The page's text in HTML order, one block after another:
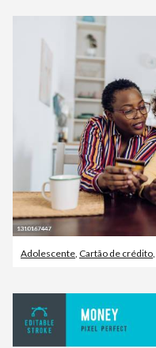
Adolescente Cartão de crédito